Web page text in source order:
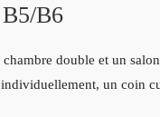
B6
double et un
un coin